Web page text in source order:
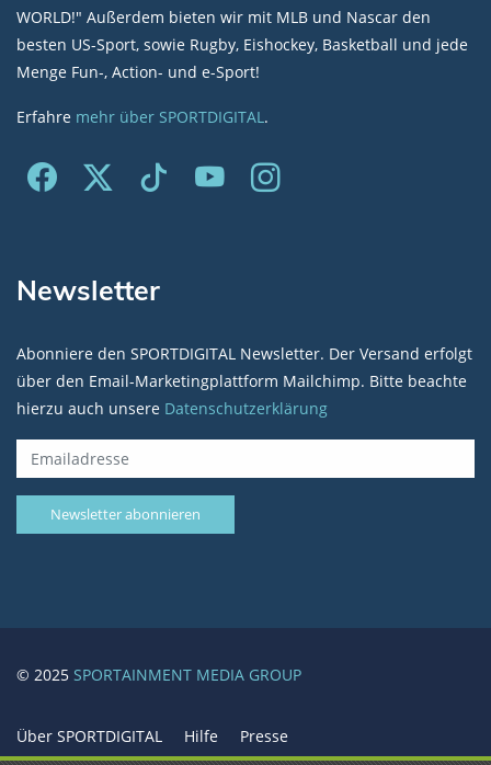
WORLD!" Außerdem bieten wir mit MLB und Nascar den
besten US-Sport, sowie Rugby, Eishockey, Basketball und jede
Menge Fun-, Action- und e-Sport!
Erfahre mehr über SPORTDIGITAL.
Newsletter
Abonniere den SPORTDIGITAL Newsletter. Der Versand erfolgt
über den Email-Marketingplattform Mailchimp. Bitte beachte
hierzu auch unsere Datenschutzerklärung
© 2025 SPORTAINMENT MEDIA GROUP
Über SPORTDIGITAL Hilfe
Presse